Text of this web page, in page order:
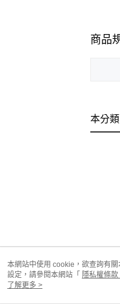
商品
本分
本網站中使用 cookie，欲查詢有
設定，請參閱本網站「 隱私權條款
使用 cookie。
了解更多 >